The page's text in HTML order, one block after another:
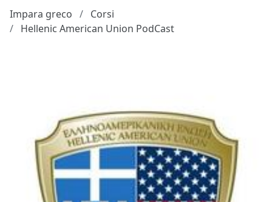
Impara greco
Corsi
Hellenic American Union PodCast